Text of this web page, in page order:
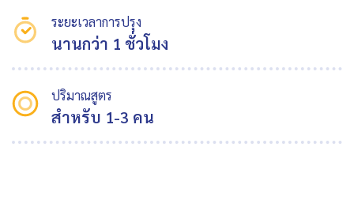
ระยะเวลาการปรุง
นานกว่า 1 ชั่วโมง
ปริมาณสูตร
สำหรับ 1-3 คน